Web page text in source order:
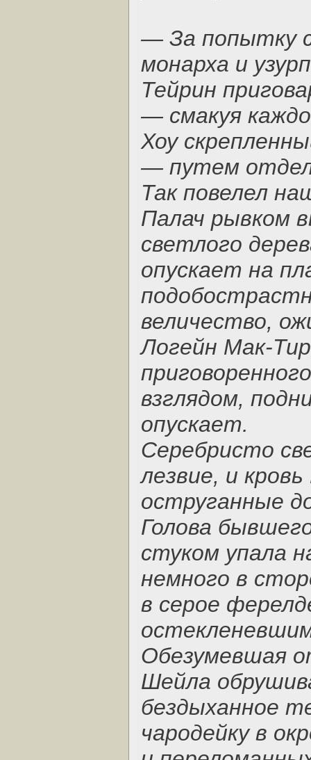
— За попытку
монарха и
Тейрин
— смакуя
Хоу
— путем
Так повелел
Палач рывком
светлого
опускает на
величество,
Логейн Мак-
взглядом,
опускает.
Серебристо
лезвие, и
оструганные
Голова
стуком упала
немного в
в серое
Обезумевшая
Шейла
бездыханное
чародейку в